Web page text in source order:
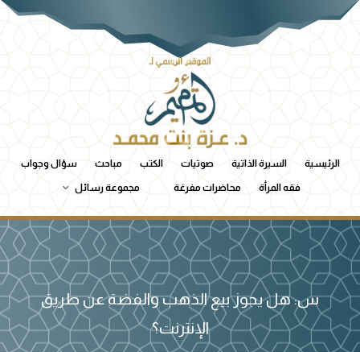
الرئيسية السيرة الذاتية صوتيات الكتب مباحث سؤال وجواب
فقه المرأة محاضرات مفرغة مجموعة رسائل
س: هل يجوز بيع الذهب والفضة عن طريق
الإنترنت؟